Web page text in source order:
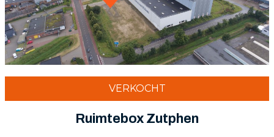
VERKOCHT
Ruimtebox Zutphen